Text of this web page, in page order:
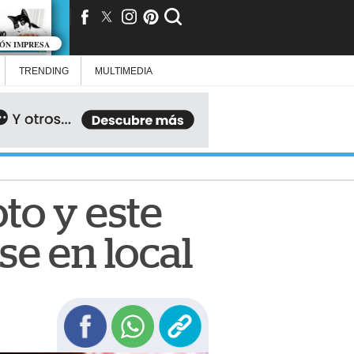
IMPRESA
TRENDING MULTIMEDIA
y este
en local